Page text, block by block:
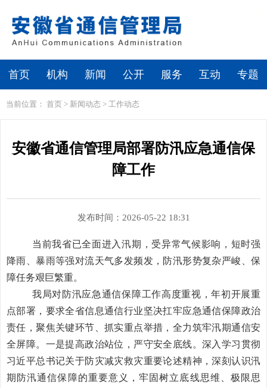
首页 机构 新闻 公开 服务 互动 专题
当前位置： 首页 > 新闻动态 > 工作动态
安徽省通信管理局部署防汛应急通信保
障工作
发布时间：2026-05-22 18:31
当前我省已全面进入汛期，受异常气候影响，短时强
降雨、暴雨等强对流天气多发频发，防汛形势复杂严峻、保
障任务艰巨繁重。
我局对防汛应急通信保障工作高度重视，年初开展重
点部署，要求全省信息通信行业坚决扛牢应急通信保障政治
责任，聚焦关键环节、抓实重点举措，全力筑牢汛期通信安
全屏障。 一是提高政治站位，严守安全底线。深入学习贯彻
习近平总书记关于防灾减灾救灾重要论述精神，深刻认识汛
期防汛通信保障的重要意义，牢固树立底线思维、极限思